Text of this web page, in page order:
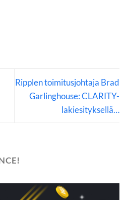
Ripplen toimitusjohtaja Brad
Garlinghouse: CLARITY-
lakiesityksellä…